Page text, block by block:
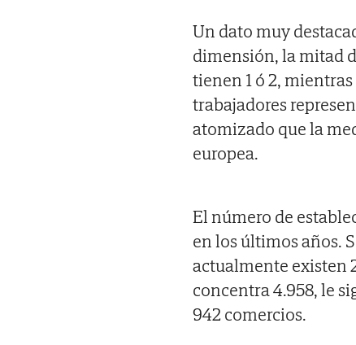
Un dato muy
dimensión, la mitad
tienen 1 ó 2,
trabajadores
atomizado que la
europea.
El número de
en los últimos años.
actualmente existen
concentra 4.958, le
942 comercios.